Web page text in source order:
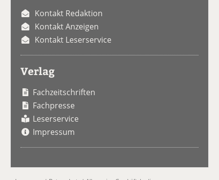
Kontakt Redaktion
Kontakt Anzeigen
Kontakt Leserservice
Verlag
Fachzeitschriften
Fachpresse
Leserservice
Impressum